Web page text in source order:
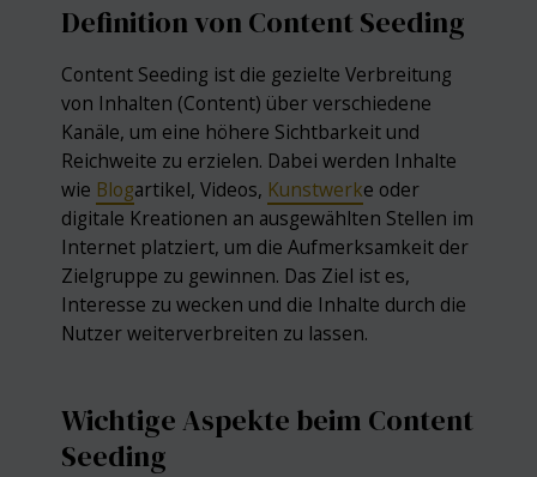
Definition von Content Seeding
Content Seeding ist die gezielte Verbreitung
von Inhalten (Content) über verschiedene
Kanäle, um eine höhere Sichtbarkeit und
Reichweite zu erzielen. Dabei werden Inhalte
wie Blogartikel, Videos, Kunstwerke oder
digitale Kreationen an ausgewählten Stellen im
Internet platziert, um die Aufmerksamkeit der
Zielgruppe zu gewinnen. Das Ziel ist es,
Interesse zu wecken und die Inhalte durch die
Nutzer weiterverbreiten zu lassen.
Wichtige Aspekte beim Content
Seeding